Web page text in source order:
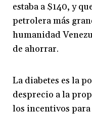
estaba a $140, y
petrolera más
humanidad
de ahorrar.
La diabetes es la
desprecio a la
los incentivos